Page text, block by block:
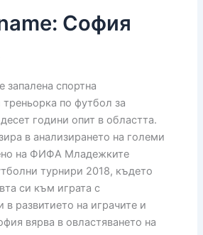
София
спортна
треньорка по футбол за
години опит в областта.
в анализирането на големи
на ФИФА Младежките
турнири 2018, където
си към играта с
в развитието на играчите и
вярва в овластяването на